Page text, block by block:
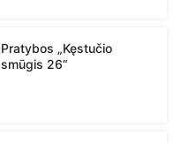
Pratybos „Kęstučio
smūgis 26“